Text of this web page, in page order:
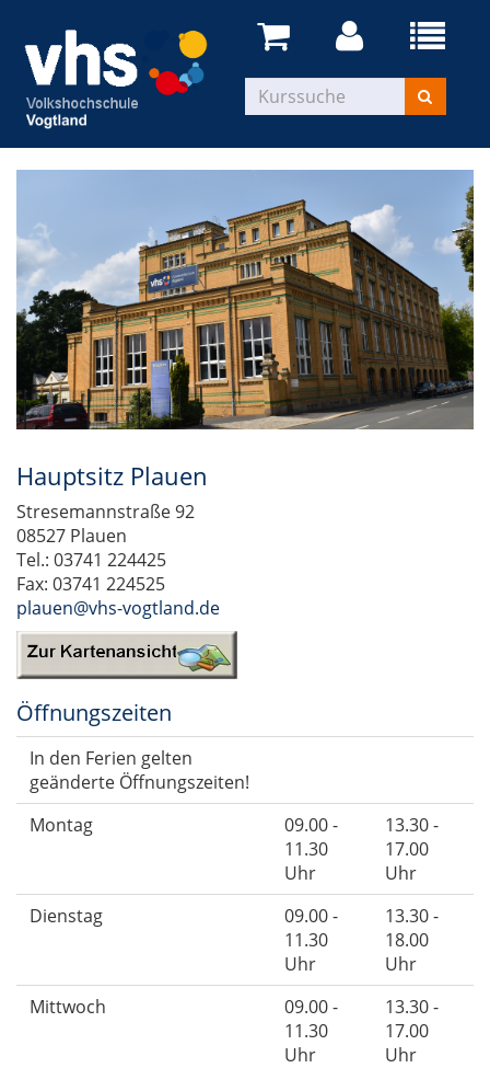
Hauptsitz Plauen
Stresemannstraße 92
08527 Plauen
Tel.: 03741 224425
Fax: 03741 224525
plauen@vhs-vogtland.de
Öffnungszeiten
In den Ferien gelten
geänderte Öffnungszeiten!
Montag
09.00 -
11.30
Uhr
13.30 -
17.00
Uhr
Dienstag
09.00 -
11.30
Uhr
13.30 -
18.00
Uhr
Mittwoch
09.00 -
11.30
Uhr
13.30 -
17.00
Uhr